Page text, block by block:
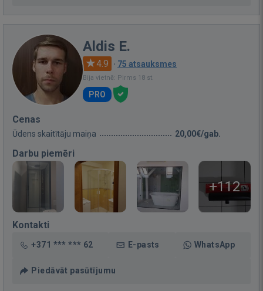
Aldis E.
4.9 · 75 atsauksmes
Bija vietnē: Pirms 18 st.
PRO
Cenas
Ūdens skaitītāju maiņa 20,00€/gab.
Darbu piemēri
+112
Kontakti
+371 *** *** 62 E-pasts WhatsApp
Piedāvāt pasūtījumu